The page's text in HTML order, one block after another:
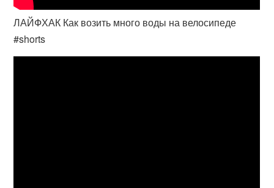
ЛАЙФХАК Как возить много воды на велосипеде
#shorts